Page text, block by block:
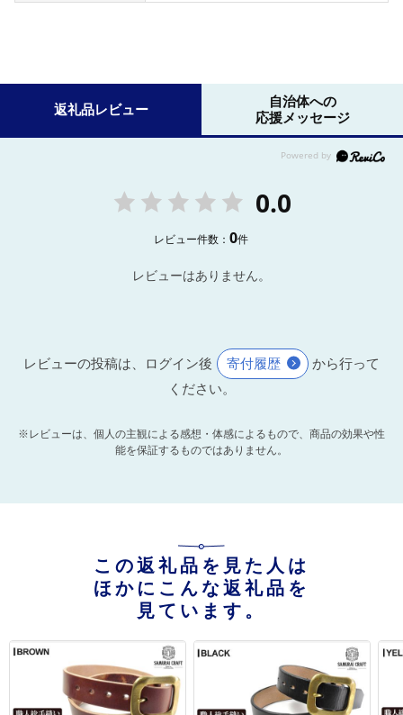
返礼品レビュー
自治体への
応援メッセージ
0.0
レビュー件数：0件
レビューはありません。
レビューの投稿は、ログイン後 寄付履歴
から行って
ください。
※レビューは、個人の主観による感想・体感によるもので、商品の効果や性
能を保証するものではありません。
この返礼品を見た人は
ほかにこんな返礼品を
見ています。